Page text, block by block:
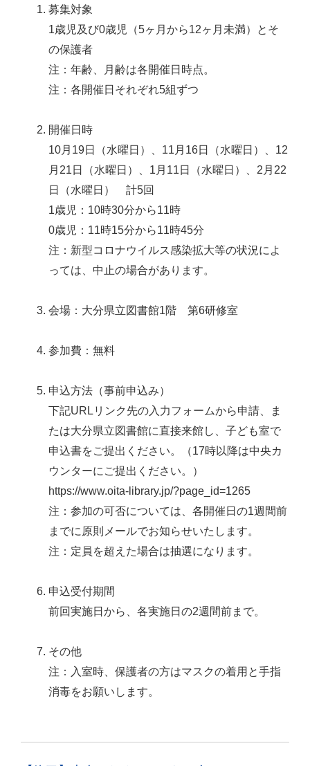
募集対象
1歳児及び0歳児（5ヶ月から12ヶ月未満）とそ
の保護者
注：年齢、月齢は各開催日時点。
注：各開催日それぞれ5組ずつ
開催日時
10月19日（水曜日）、11月16日（水曜日）、12
月21日（水曜日）、1月11日（水曜日）、2月22
日（水曜日） 計5回
1歳児：10時30分から11時
0歳児：11時15分から11時45分
注：新型コロナウイルス感染拡大等の状況によ
っては、中止の場合があります。
会場：大分県立図書館1階 第6研修室
参加費：無料
申込方法（事前申込み）
下記URLリンク先の入力フォームから申請、ま
たは大分県立図書館に直接来館し、子ども室で
申込書をご提出ください。（17時以降は中央カ
ウンターにご提出ください。）
https://www.oita-library.jp/?page_id=1265
注：参加の可否については、各開催日の1週間前
までに原則メールでお知らせいたします。
注：定員を超えた場合は抽選になります。
申込受付期間
前回実施日から、各実施日の2週間前まで。
その他
注：入室時、保護者の方はマスクの着用と手指
消毒をお願いします。